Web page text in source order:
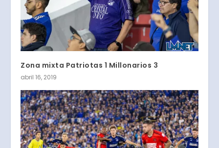
Zona mixta Patriotas 1 Millonarios 3
abril 16, 2019